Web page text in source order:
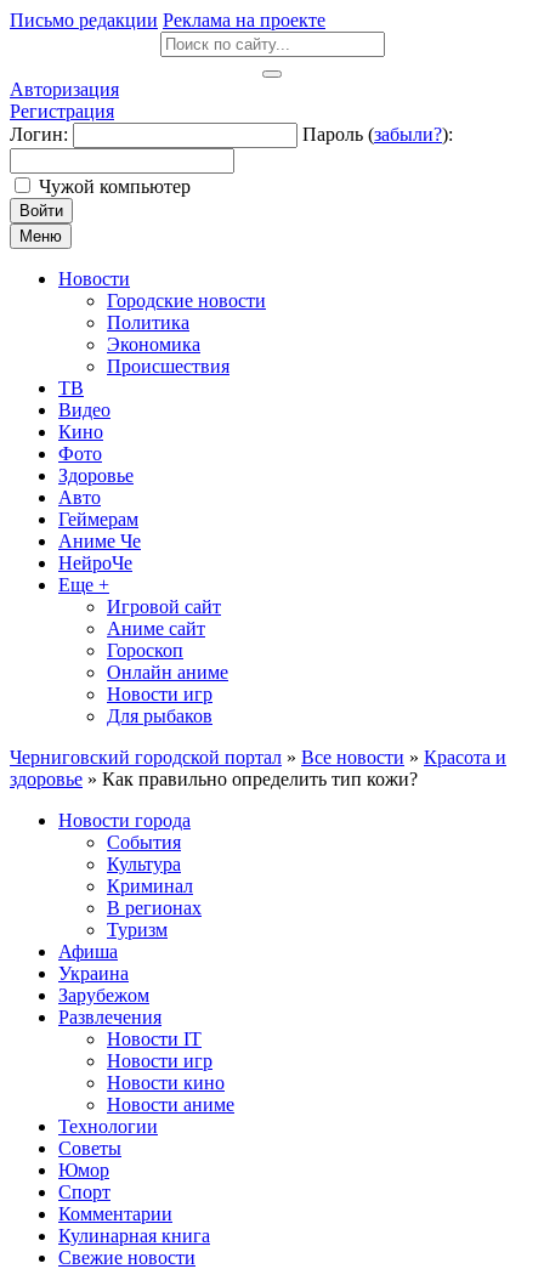
Письмо редакции Реклама на проекте
Авторизация
Регистрация
Логин:
Пароль (забыли?):
Чужой компьютер
Войти
Меню
Новости
Городские новости
Политика
Экономика
Происшествия
ТВ
Видео
Кино
Фото
Здоровье
Авто
Геймерам
Аниме Че
НейроЧе
Еще +
Игровой сайт
Аниме сайт
Гороскоп
Онлайн аниме
Новости игр
Для рыбаков
Черниговский городской портал » Все новости » Красота и
здоровье » Как правильно определить тип кожи?
Новости города
События
Культура
Криминал
В регионах
Туризм
Афиша
Украина
Зарубежом
Развлечения
Новости IT
Новости игр
Новости кино
Новости аниме
Технологии
Советы
Юмор
Спорт
Комментарии
Кулинарная книга
Свежие новости